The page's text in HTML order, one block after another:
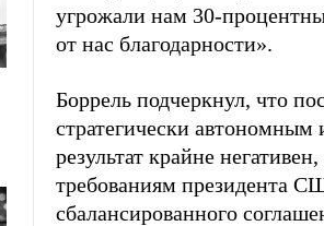
угрожали нам 30-
от нас благодарности».
Боррель подчеркнул, что
стратегически
результат крайне
требованиям президента
сбалансированного